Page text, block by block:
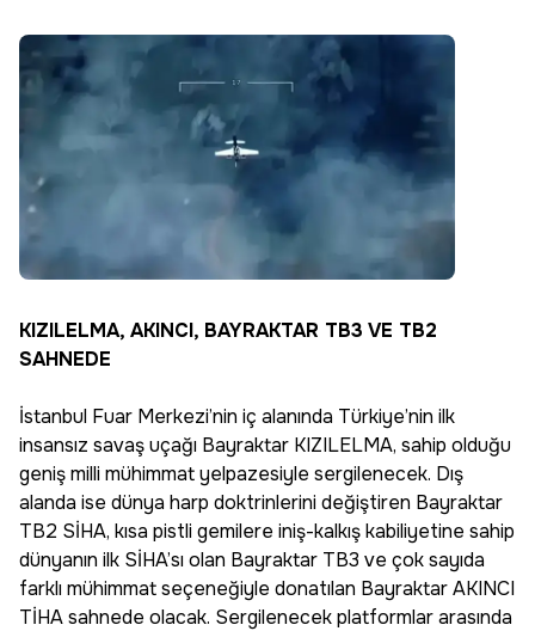
KIZILELMA, AKINCI, BAYRAKTAR TB3 VE TB2
SAHNEDE
İstanbul Fuar Merkezi’nin iç alanında Türkiye’nin ilk
insansız savaş uçağı Bayraktar KIZILELMA, sahip olduğu
geniş milli mühimmat yelpazesiyle sergilenecek. Dış
alanda ise dünya harp doktrinlerini değiştiren Bayraktar
TB2 SİHA, kısa pistli gemilere iniş-kalkış kabiliyetine sahip
dünyanın ilk SİHA’sı olan Bayraktar TB3 ve çok sayıda
farklı mühimmat seçeneğiyle donatılan Bayraktar AKINCI
TİHA sahnede olacak. Sergilenecek platformlar arasında